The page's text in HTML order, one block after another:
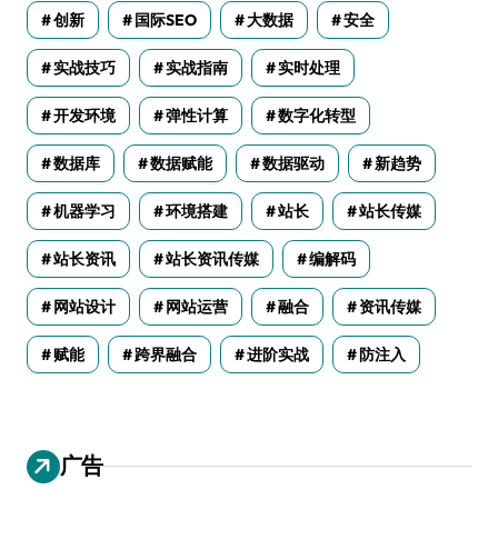
创新 国际SEO 大数据 安全
实战技巧 实战指南 实时处理
开发环境 弹性计算 数字化转型
数据库 数据赋能 数据驱动 新趋势
机器学习 环境搭建 站长 站长传媒
站长资讯 站长资讯传媒 编解码
网站设计 网站运营 融合 资讯传媒
赋能 跨界融合 进阶实战 防注入
广告